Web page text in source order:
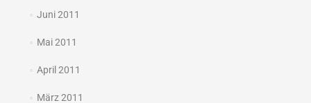
Juni 2011
Mai 2011
April 2011
März 2011